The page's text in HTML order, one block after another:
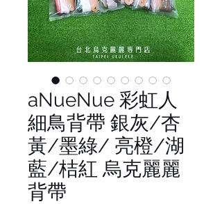
aNueNue 彩虹人
細鳥背帶 銀灰/杏
黃/墨綠/ 亮橙/湖
藍/桔紅 烏克麗麗
背帶